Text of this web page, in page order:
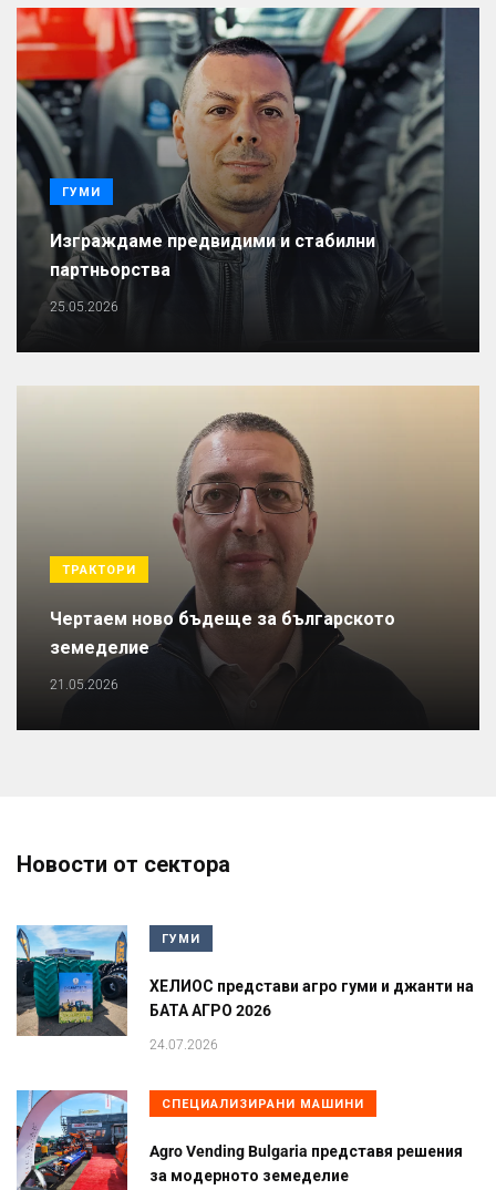
ГУМИ
Изграждаме предвидими и стабилни
партньорства
25.05.2026
ТРАКТОРИ
Чертаем ново бъдеще за българското
земеделие
21.05.2026
Новости от сектора
ГУМИ
ХЕЛИОС представи агро гуми и джанти на
БАТА АГРО 2026
24.07.2026
СПЕЦИАЛИЗИРАНИ МАШИНИ
Agro Vending Bulgaria представя решения
за модерното земеделие